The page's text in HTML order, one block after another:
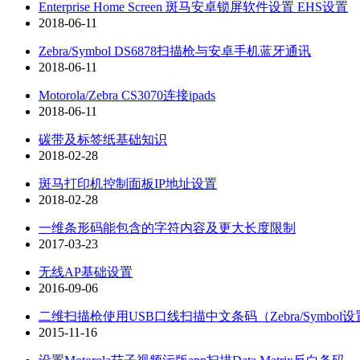
Enterprise Home Screen 斑马安卓锁屏软件设置 EHS设置
2018-06-11
Zebra/Symbol DS6878扫描枪与安卓手机蓝牙通讯
2018-06-11
Motorola/Zebra CS3070连接ipads
2018-06-11
碳带及标签纸基础知识
2018-02-28
斑马打印机控制面板IP地址设置
2018-02-28
一维条形码能包含的字符内容及更大长度限制
2017-03-23
无线AP基础设置
2016-09-06
二维扫描枪使用USB口线扫描中文条码（Zebra/Symbol设
2015-11-16